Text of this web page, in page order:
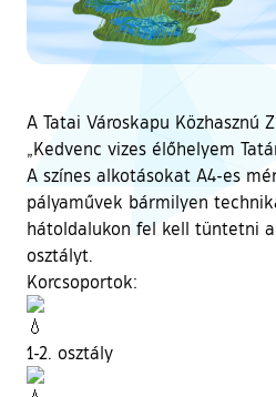
A Tatai Városkapu Közhasznú
„Kedvenc vizes élőhelyem
A színes alkotásokat A4-es
pályaművek bármilyen
hátoldalukon fel kell tüntetni
osztályt.
Korcsoportok:
1-2. osztály